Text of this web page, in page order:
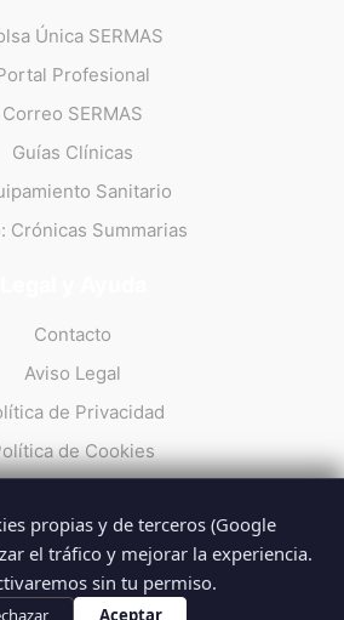
Única SERMAS
Profesional
Correo SERMAS
Guías Clínicas
Sanitario
Crónicas Summarias
Contacto
Aviso Legal
de Privacidad
de Cookies
web no oficial de los profesionales del
SUMMA 112
propias y de terceros (Google
el tráfico y mejorar la experiencia.
sin tu permiso.
Aceptar